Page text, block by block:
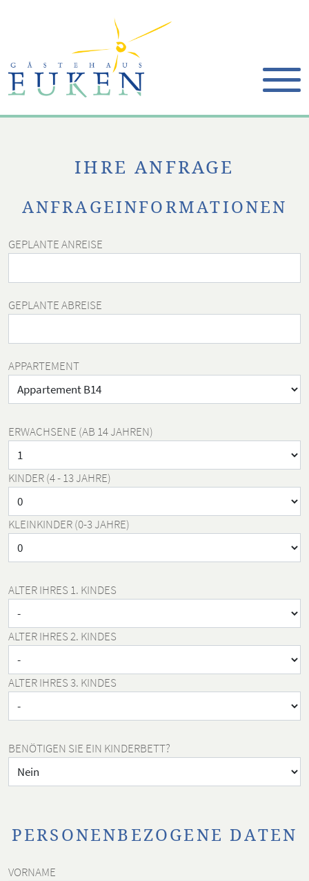
IHRE ANFRAGE
ANFRAGEINFORMATIONEN
GEPLANTE ANREISE
GEPLANTE ABREISE
APPARTEMENT
ERWACHSENE (AB 14 JAHREN)
KINDER (4 - 13 JAHRE)
KLEINKINDER (0-3 JAHRE)
ALTER IHRES 1. KINDES
ALTER IHRES 2. KINDES
ALTER IHRES 3. KINDES
BENÖTIGEN SIE EIN KINDERBETT?
PERSONENBEZOGENE DATEN
VORNAME